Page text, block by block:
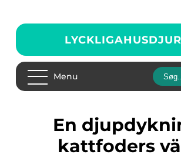
Menu
En djupdykning i
kattfoders